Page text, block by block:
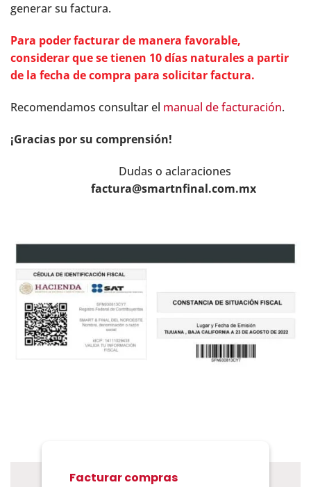
generar su factura.
Para poder facturar de manera favorable,
considerar que se tienen 10 días naturales a partir
de la fecha de compra para solicitar factura.
Recomendamos consultar el manual de facturación.
¡Gracias por su comprensión!
Dudas o aclaraciones
factura@smartnfinal.com.mx
Facturar compras